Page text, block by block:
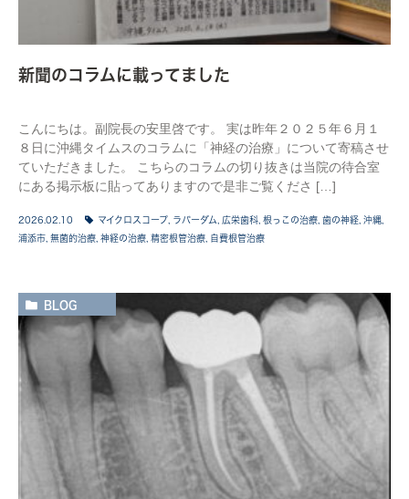
新聞のコラムに載ってました
こんにちは。副院長の安里啓です。 実は昨年２０２５年６月１
８日に沖縄タイムスのコラムに「神経の治療」について寄稿させ
ていただきました。 こちらのコラムの切り抜きは当院の待合室
にある掲示板に貼ってありますので是非ご覧くださ […]
2026.02.10 マイクロスコープ ラバーダム 広栄歯科 根っこの治療 歯の神経 沖縄
浦添市 無菌的治療 神経の治療 精密根管治療 自費根管治療
BLOG